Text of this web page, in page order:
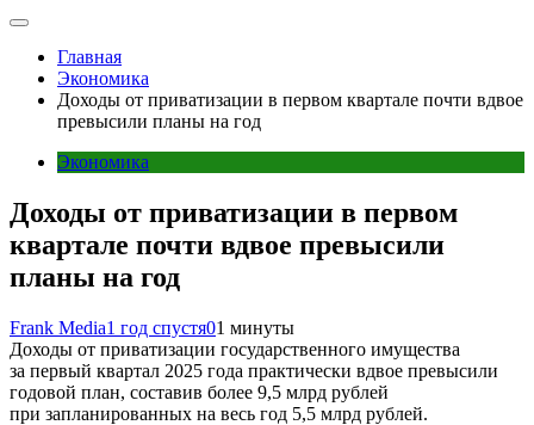
Главная
Экономика
Доходы от приватизации в первом квартале почти вдвое
превысили планы на год
Экономика
Доходы от приватизации в первом
квартале почти вдвое превысили
планы на год
Frank Media1 год спустя01 минуты
Доходы от приватизации государственного имущества
за первый квартал 2025 года практически вдвое превысили
годовой план, составив более 9,5 млрд рублей
при запланированных на весь год 5,5 млрд рублей.